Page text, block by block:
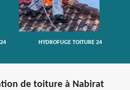
HYDROFUGE TOITURE 24
de toiture à Nabirat